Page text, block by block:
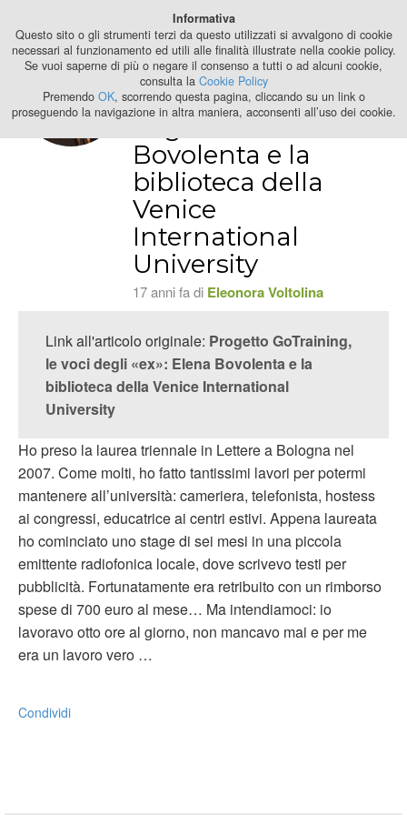
2024
Progetto
GoTraining, le voci
degli «ex»: Elena
Bovolenta e la
biblioteca della
Venice
International
University
17 anni fa di Eleonora Voltolina
Link all'articolo originale: Progetto GoTraining,
le voci degli «ex»: Elena Bovolenta e la
biblioteca della Venice International
University
Ho preso la laurea triennale in Lettere a Bologna nel
2007. Come molti, ho fatto tantissimi lavori per potermi
mantenere all’università: cameriera, telefonista, hostess
ai congressi, educatrice ai centri estivi. Appena laureata
ho cominciato uno stage di sei mesi in una piccola
emittente radiofonica locale, dove scrivevo testi per
pubblicità. Fortunatamente era retribuito con un rimborso
spese di 700 euro al mese… Ma intendiamoci: io
lavoravo otto ore al giorno, non mancavo mai e per me
era un lavoro vero …
Condividi
Informativa
Questo sito o gli strumenti terzi da questo utilizzati si avvalgono di cookie
necessari al funzionamento ed utili alle finalità illustrate nella cookie policy.
Se vuoi saperne di più o negare il consenso a tutti o ad alcuni cookie,
consulta la Cookie Policy
Premendo OK, scorrendo questa pagina, cliccando su un link o
proseguendo la navigazione in altra maniera, acconsenti all’uso dei cookie.